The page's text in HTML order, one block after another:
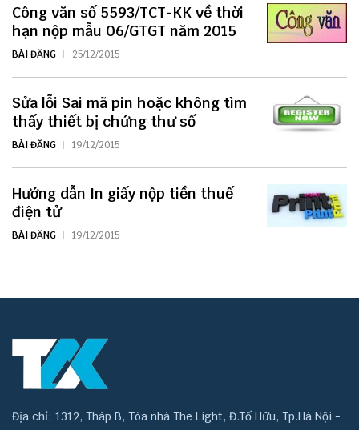
Công văn số 5593/TCT-KK về thời
hạn nộp mẫu 06/GTGT năm 2015
BÀI ĐĂNG 25/12/2015
Sửa lỗi Sai mã pin hoặc không tìm
thấy thiết bị chứng thư số
BÀI ĐĂNG 19/12/2015
Hướng dẫn In giấy nộp tiền thuế
điện tử
BÀI ĐĂNG 19/12/2015
Địa chỉ: 1312, Tháp B, Tòa nhà The Light, Đ.Tố Hữu, Tp.Hà Nội -